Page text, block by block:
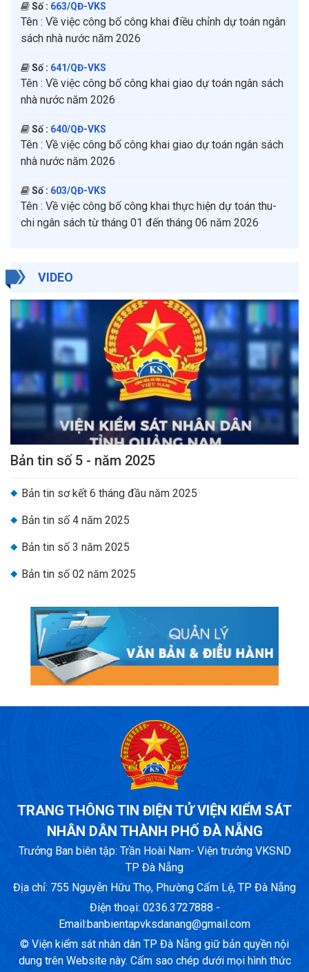
Số : 663/QĐ-VKS
Tên : Về việc công bố công khai điều chỉnh dự toán ngân
sách nhà nước năm 2026
Số : 641/QĐ-VKS
Tên : Về việc công bố công khai giao dự toán ngân sách
nhà nước năm 2026
Số : 640/QĐ-VKS
Tên : Về việc công bố công khai giao dự toán ngân sách
nhà nước năm 2026
Số : 603/QĐ-VKS
Tên : Về việc công bố công khai thực hiện dự toán thu-
chi ngân sách từ tháng 01 đến tháng 06 năm 2026
VIDEO
Bản tin số 5 - năm 2025
Bản tin sơ kết 6 tháng đầu năm 2025
Bản tin số 4 năm 2025
Bản tin số 3 năm 2025
Bản tin số 02 năm 2025
TRANG THÔNG TIN ĐIỆN TỬ VIỆN KIỂM SÁT
NHÂN DÂN THÀNH PHỐ ĐÀ NẴNG
Trưởng Ban biên tập: Trần Hoài Nam- Viện trưởng VKSND
TP Đà Nẵng
Địa chỉ: 755 Nguyễn Hữu Thọ, Phường Cẩm Lệ, TP Đà Nẵng
Điện thoại: 0236.3727888 -
Email:banbientapvksdanang@gmail.com
© Viện kiểm sát nhân dân TP Đà Nẵng giữ bản quyền nội
dung trên Website này. Cấm sao chép dưới mọi hình thức